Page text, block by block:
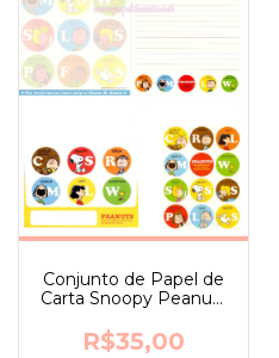
Conjunto de Papel de
Carta Snoopy Peanuts
famous
R$35,00